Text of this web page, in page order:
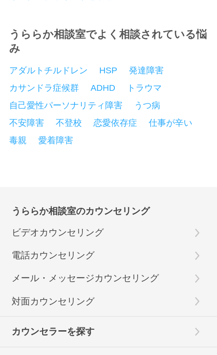
うららか相談室でよく相談されている悩
み
アダルトチルドレン HSP
発達障害
カサンドラ症候群
ADHD
トラウマ
自己愛性パーソナリティ障害
うつ病
不安障害
不登校 恋愛依存症
仕事が辛い
毒親
愛着障害
うららか相談室のカウンセリング
ビデオカウンセリング
電話カウンセリング
メール・メッセージカウンセリング
対面カウンセリング
カウンセラーを探す